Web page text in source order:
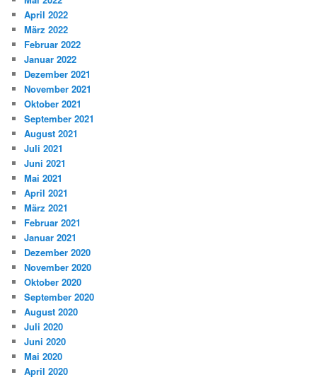
April 2022
März 2022
Februar 2022
Januar 2022
Dezember 2021
November 2021
Oktober 2021
September 2021
August 2021
Juli 2021
Juni 2021
Mai 2021
April 2021
März 2021
Februar 2021
Januar 2021
Dezember 2020
November 2020
Oktober 2020
September 2020
August 2020
Juli 2020
Juni 2020
Mai 2020
April 2020